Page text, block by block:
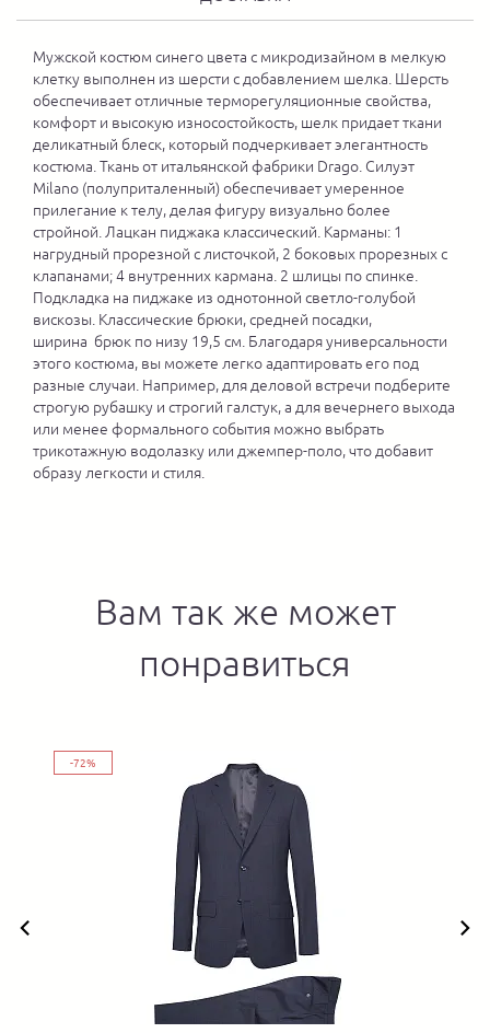
Мужской костюм синего цвета с микродизайном в мелкую
клетку выполнен из шерсти с добавлением шелка. Шерсть
обеспечивает отличные терморегуляционные свойства,
комфорт и высокую износостойкость, шелк придает ткани
деликатный блеск, который подчеркивает элегантность
костюма. Ткань от итальянской фабрики Drago. Силуэт
Milano (полуприталенный) обеспечивает умеренное
прилегание к телу, делая фигуру визуально более
стройной. Лацкан пиджака классический. Карманы: 1
нагрудный прорезной с листочкой, 2 боковых прорезных с
клапанами; 4 внутренних кармана. 2 шлицы по спинке.
Подкладка на пиджаке из однотонной светло-голубой
вискозы. Классические брюки, средней посадки,
ширина брюк по низу 19,5 см. Благодаря универсальности
этого костюма, вы можете легко адаптировать его под
разные случаи. Например, для деловой встречи подберите
строгую рубашку и строгий галстук, а для вечернего выхода
или менее формального события можно выбрать
трикотажную водолазку или джемпер-поло, что добавит
образу легкости и стиля.
Вам так же может
понравиться
-72%